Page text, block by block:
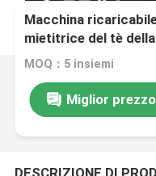
Macchina
mietitrice del tè
MOQ：5 insiemi
Miglior prezzo
DESCRIZIONE DI